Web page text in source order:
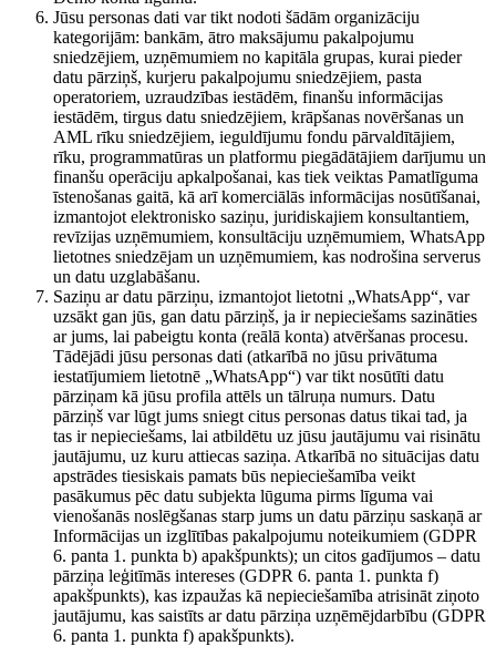
Jūsu personas dati var tikt nodoti šādām organizāciju
kategorijām: bankām, ātro maksājumu pakalpojumu
sniedzējiem, uzņēmumiem no kapitāla grupas, kurai pieder
datu pārziņš, kurjeru pakalpojumu sniedzējiem, pasta
operatoriem, uzraudzības iestādēm, finanšu informācijas
iestādēm, tirgus datu sniedzējiem, krāpšanas novēršanas un
AML rīku sniedzējiem, ieguldījumu fondu pārvaldītājiem,
rīku, programmatūras un platformu piegādātājiem darījumu un
finanšu operāciju apkalpošanai, kas tiek veiktas Pamatlīguma
īstenošanas gaitā, kā arī komerciālās informācijas nosūtīšanai,
izmantojot elektronisko saziņu, juridiskajiem konsultantiem,
revīzijas uzņēmumiem, konsultāciju uzņēmumiem, WhatsApp
lietotnes sniedzējam un uzņēmumiem, kas nodrošina serverus
un datu uzglabāšanu.
Saziņu ar datu pārziņu, izmantojot lietotni „WhatsApp“, var
uzsākt gan jūs, gan datu pārziņš, ja ir nepieciešams sazināties
ar jums, lai pabeigtu konta (reālā konta) atvēršanas procesu.
Tādējādi jūsu personas dati (atkarībā no jūsu privātuma
iestatījumiem lietotnē „WhatsApp“) var tikt nosūtīti datu
pārziņam kā jūsu profila attēls un tālruņa numurs. Datu
pārziņš var lūgt jums sniegt citus personas datus tikai tad, ja
tas ir nepieciešams, lai atbildētu uz jūsu jautājumu vai risinātu
jautājumu, uz kuru attiecas saziņa. Atkarībā no situācijas datu
apstrādes tiesiskais pamats būs nepieciešamība veikt
pasākumus pēc datu subjekta lūguma pirms līguma vai
vienošanās noslēgšanas starp jums un datu pārziņu saskaņā ar
Informācijas un izglītības pakalpojumu noteikumiem (GDPR
6. panta 1. punkta b) apakšpunkts); un citos gadījumos – datu
pārziņa leģitīmās intereses (GDPR 6. panta 1. punkta f)
apakšpunkts), kas izpaužas kā nepieciešamība atrisināt ziņoto
jautājumu, kas saistīts ar datu pārziņa uzņēmējdarbību (GDPR
6. panta 1. punkta f) apakšpunkts).